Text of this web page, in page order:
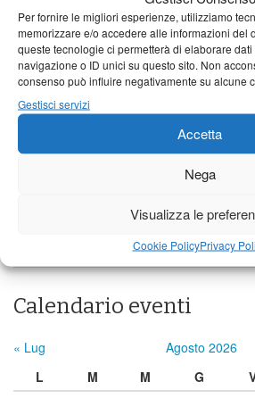
Per fornire le migliori esperienze, utilizziamo
memorizzare e/o accedere alle informazioni del
queste tecnologie ci permetterà di elaborare
navigazione o ID unici su questo sito. Non
consenso può influire negativamente su alcune
Gestisci servizi
Accetta
Nega
Visualizza le
Cookie PolicyPrivacy
Borgo a Mozzano
21°C|37°C
Barga
21°C
Previsioni a cura di:
Calendario eventi
« Lug Agosto 2026
L
M M G